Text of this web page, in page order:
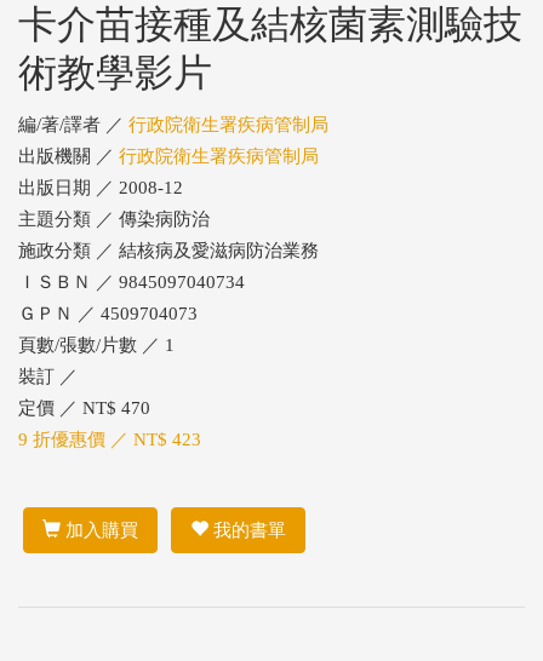
卡介苗接種及結核菌素測驗技
術教學影片
編/著/譯者 ／ 行政院衛生署疾病管制局
出版機關 ／ 行政院衛生署疾病管制局
出版日期 ／ 2008-12
主題分類 ／ 傳染病防治
施政分類 ／ 結核病及愛滋病防治業務
ＩＳＢＮ ／ 9845097040734
ＧＰＮ ／ 4509704073
頁數/張數/片數 ／ 1
裝訂 ／
定價 ／ NT$ 470
9 折優惠價 ／ NT$ 423
加入購買 我的書單